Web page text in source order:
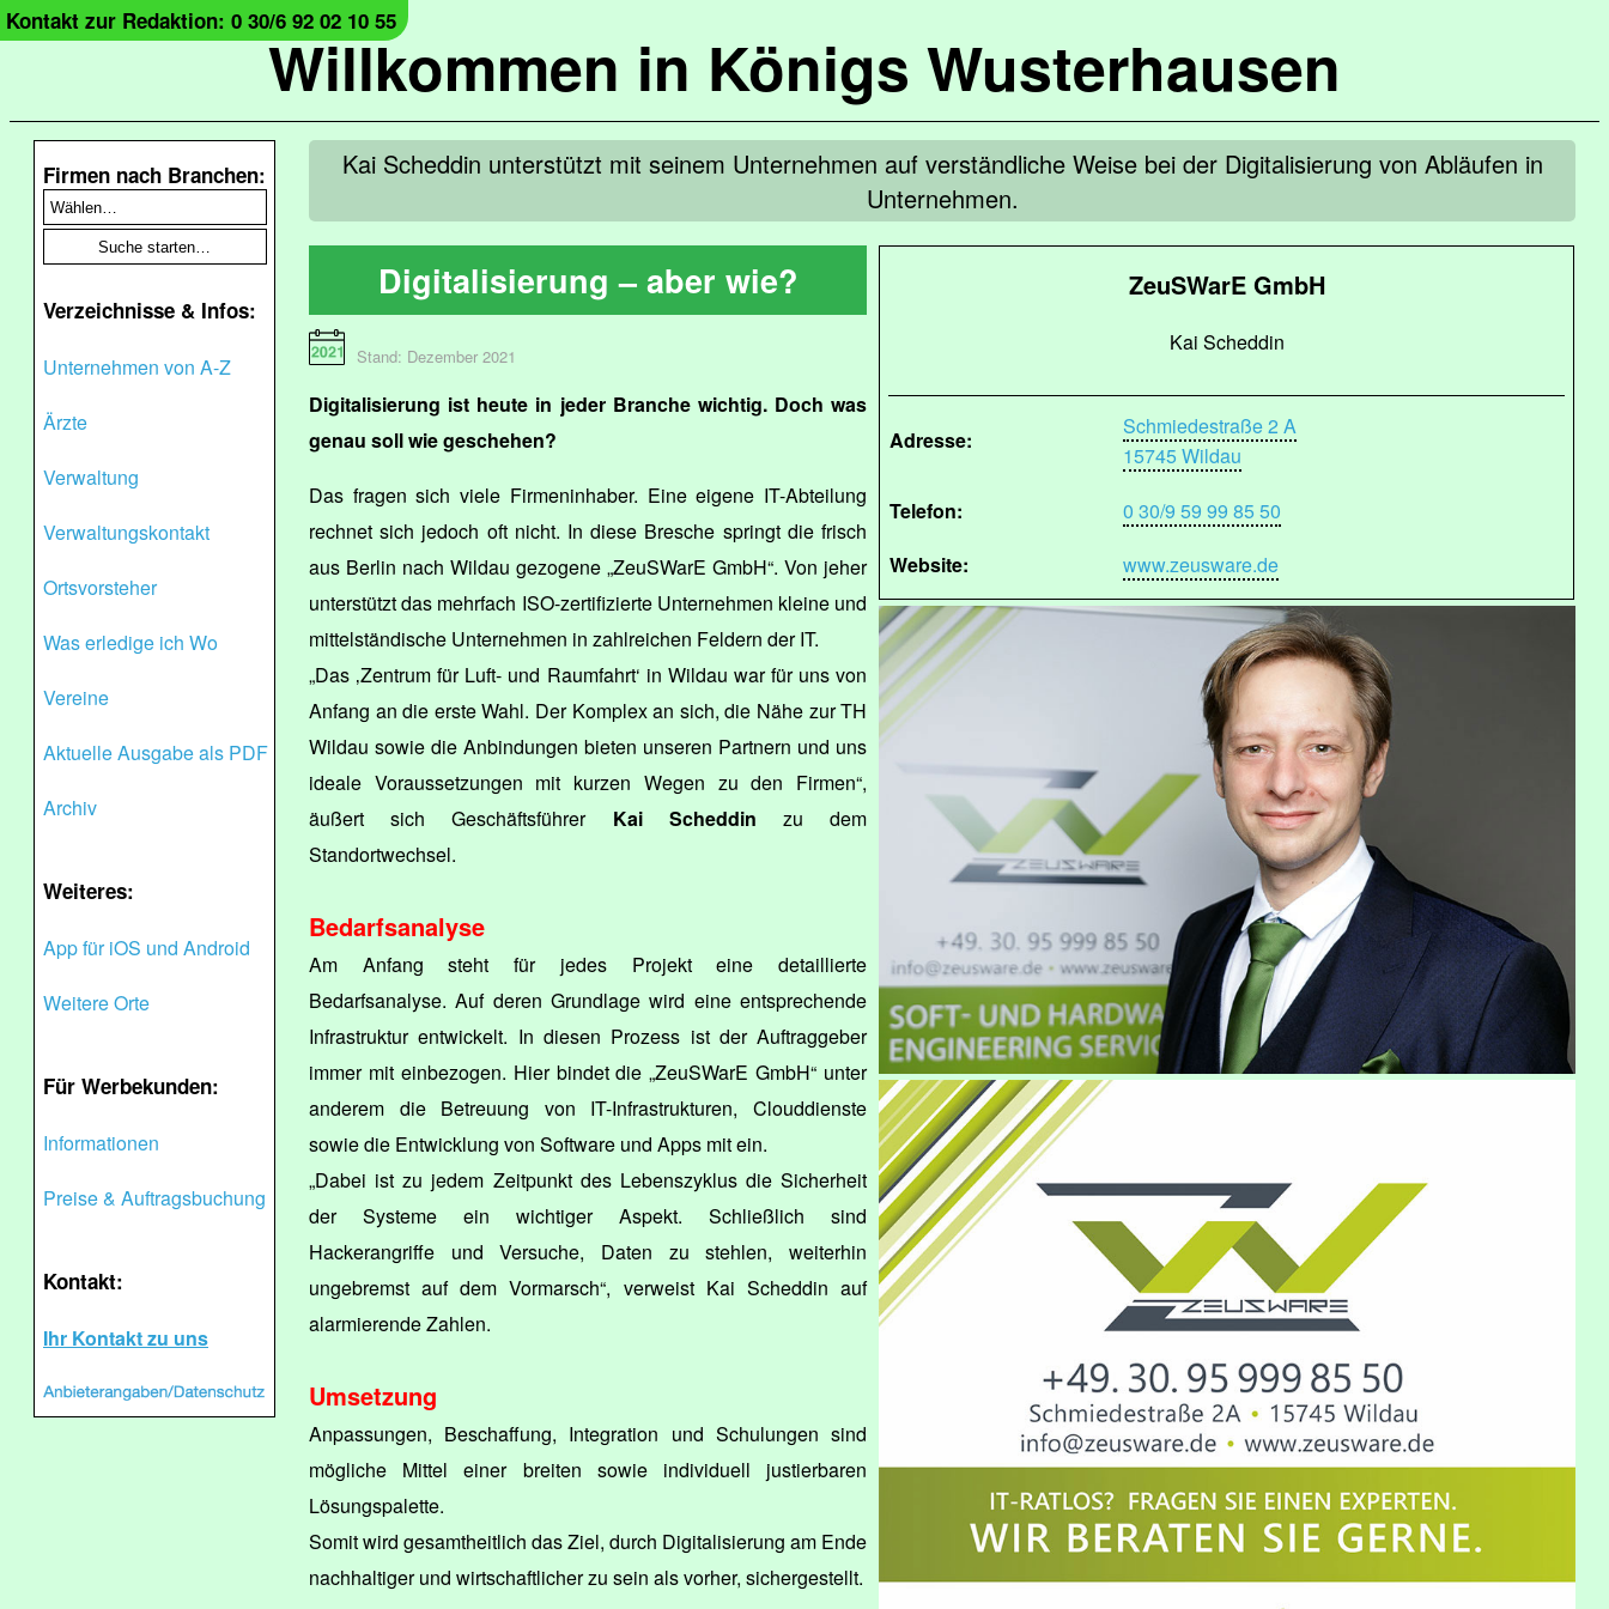
Willkommen in Königs Wusterhausen
Kontakt zur Redaktion: 0 30/6 92 02 10 55
Firmen nach Branchen:
Verzeichnisse & Infos:
Unternehmen von A-Z
Ärzte
Verwaltung
Verwaltungskontakt
Ortsvorsteher
Was erledige ich Wo
Vereine
Aktuelle Ausgabe als PDF
Archiv
Weiteres:
App für iOS und Android
Weitere Orte
Für Werbekunden:
Informationen
Preise & Auftragsbuchung
Kontakt:
Ihr Kontakt zu uns
Kai Scheddin unterstützt mit seinem Unternehmen auf verständliche Weise bei der Digitalisierung von Abläufen in
Unternehmen.
ZeuSWarE GmbH
Kai Scheddin
Adresse:
Schmiedestraße 2 A
15745 Wildau
Telefon:
0 30/9 59 99 85 50
Website:
www.zeusware.de
Digitalisierung – aber wie?
Stand: Dezember 2021
Digitalisierung ist heute in jeder Branche wichtig. Doch was
genau soll wie geschehen?
Das fragen sich viele Firmeninhaber. Eine eigene IT-Abteilung
rechnet sich jedoch oft nicht. In diese Bresche springt die frisch
aus Berlin nach Wildau gezogene „ZeuSWarE GmbH“. Von jeher
unterstützt das mehrfach ISO-zertifizierte Unternehmen kleine und
mittelständische Unternehmen in zahlreichen Feldern der IT.
„Das ‚Zentrum für Luft- und Raumfahrt‘ in Wildau war für uns von
Anfang an die erste Wahl. Der Komplex an sich, die Nähe zur TH
Wildau sowie die Anbindungen bieten unseren Partnern und uns
ideale Voraussetzungen mit kurzen Wegen zu den Firmen“,
äußert sich Geschäftsführer Kai Scheddin zu dem
Standortwechsel.
Bedarfsanalyse
Am Anfang steht für jedes Projekt eine detaillierte
Bedarfsanalyse. Auf deren Grundlage wird eine entsprechende
Infrastruktur entwickelt. In diesen Prozess ist der Auftraggeber
immer mit einbezogen. Hier bindet die „ZeuSWarE GmbH“ unter
anderem die Betreuung von IT-Infrastrukturen, Clouddienste
sowie die Entwicklung von Software und Apps mit ein.
„Dabei ist zu jedem Zeitpunkt des Lebenszyklus die Sicherheit
der Systeme ein wichtiger Aspekt. Schließlich sind
Hackerangriffe und Versuche, Daten zu stehlen, weiterhin
ungebremst auf dem Vormarsch“, verweist Kai Scheddin auf
alarmierende Zahlen.
Umsetzung
Anpassungen, Beschaffung, Integration und Schulungen sind
mögliche Mittel einer breiten sowie individuell justierbaren
Lösungspalette.
Somit wird gesamtheitlich das Ziel, durch Digitalisierung am Ende
nachhaltiger und wirtschaftlicher zu sein als vorher, sichergestellt.